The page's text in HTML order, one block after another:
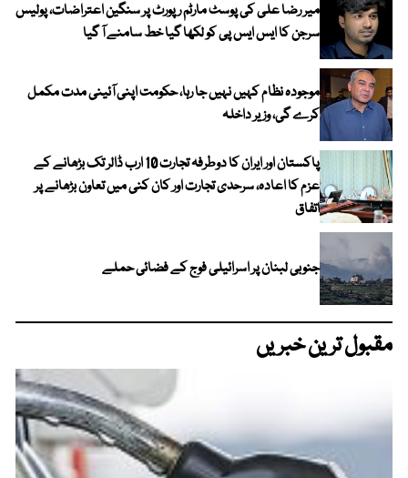
میر رضا علی کی پوسٹ مارٹم رپورٹ پر سنگین اعتراضات، پولیس
سرجن کا ایس ایس پی کو لکھا گیا خط سامنے آ گیا
موجودہ نظام کہیں نہیں جا رہا، حکومت اپنی آئینی مدت مکمل
کرے گی، وزیر داخلہ
پاکستان اور ایران کا دوطرفہ تجارت 10 ارب ڈالر تک بڑھانے کے
عزم کا اعادہ، سرحدی تجارت اور کان کنی میں تعاون بڑھانے پر
اتفاق
جنوبی لبنان پر اسرائیلی فوج کے فضائی حملے
مقبول ترین خبریں